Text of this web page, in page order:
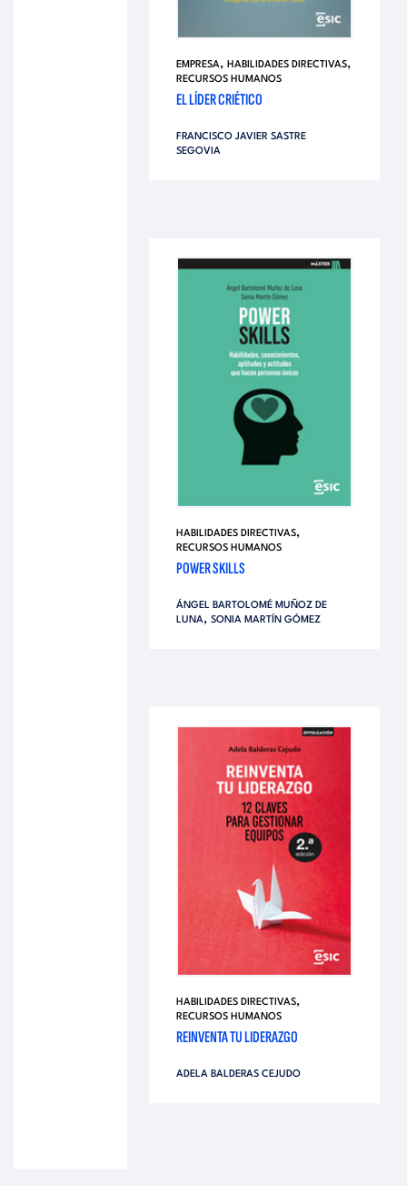
EMPRESA, HABILIDADES DIRECTIVAS,
RECURSOS HUMANOS
EL LÍDER CRIÉTICO
FRANCISCO JAVIER SASTRE
SEGOVIA
HABILIDADES DIRECTIVAS,
RECURSOS HUMANOS
POWER SKILLS
ÁNGEL BARTOLOMÉ MUÑOZ DE
LUNA, SONIA MARTÍN GÓMEZ
HABILIDADES DIRECTIVAS,
RECURSOS HUMANOS
REINVENTA TU LIDERAZGO
ADELA BALDERAS CEJUDO